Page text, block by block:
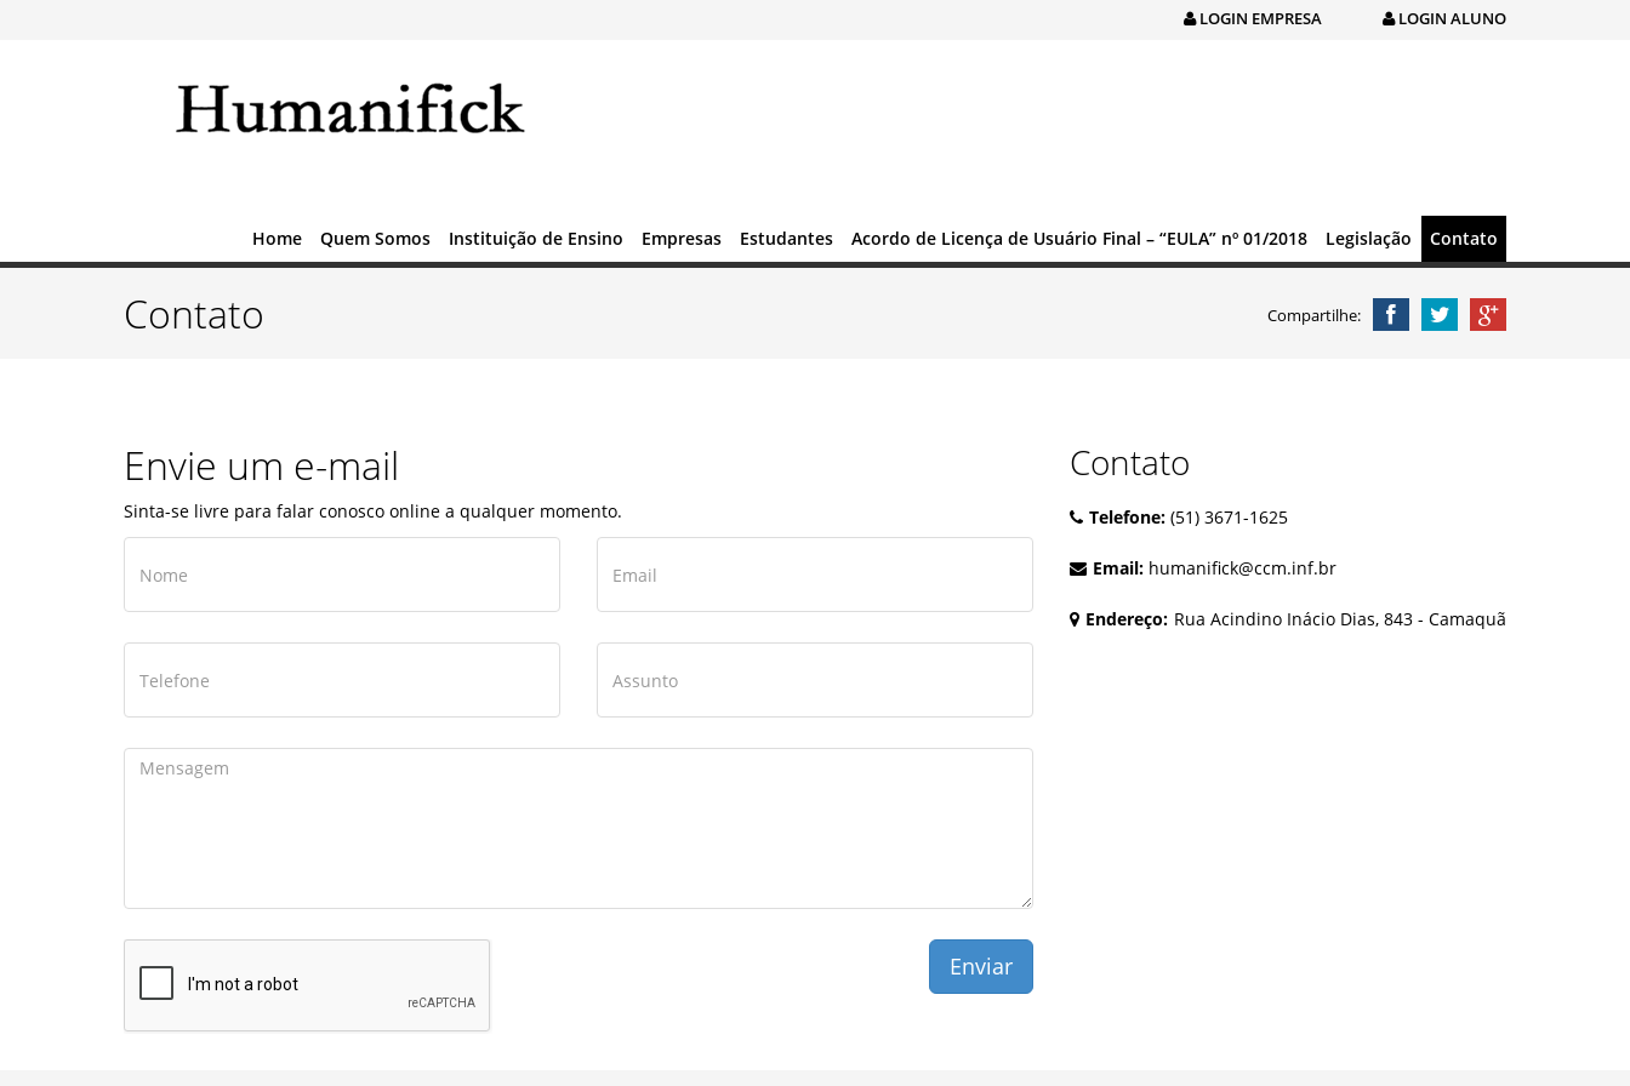
LOGIN ALUNO
LOGIN EMPRESA
Home Quem Somos Instituição de Ensino Empresas Estudantes Acordo de Licença de Usuário Final – “EULA” nº 01/2018 Legislação Contato
Contato Compartilhe:
Envie um e-mail
Sinta-se livre para falar conosco online a qualquer momento.
Enviar
Contato
Telefone: (51) 3671-1625
Email: humanifick@ccm.inf.br
Endereço: Rua Acindino Inácio Dias, 843 - Camaquã